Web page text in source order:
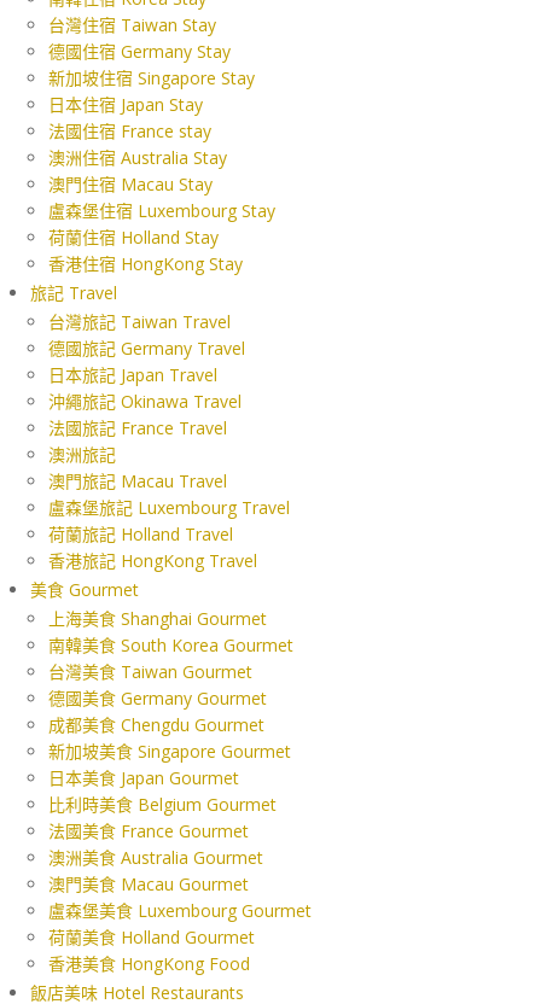
台灣住宿 Taiwan Stay
德國住宿 Germany Stay
新加坡住宿 Singapore Stay
日本住宿 Japan Stay
法國住宿 France stay
澳洲住宿 Australia Stay
澳門住宿 Macau Stay
盧森堡住宿 Luxembourg Stay
荷蘭住宿 Holland Stay
香港住宿 HongKong Stay
旅記 Travel
台灣旅記 Taiwan Travel
德國旅記 Germany Travel
日本旅記 Japan Travel
沖繩旅記 Okinawa Travel
法國旅記 France Travel
澳洲旅記
澳門旅記 Macau Travel
盧森堡旅記 Luxembourg Travel
荷蘭旅記 Holland Travel
香港旅記 HongKong Travel
美食 Gourmet
上海美食 Shanghai Gourmet
南韓美食 South Korea Gourmet
台灣美食 Taiwan Gourmet
德國美食 Germany Gourmet
成都美食 Chengdu Gourmet
新加坡美食 Singapore Gourmet
日本美食 Japan Gourmet
比利時美食 Belgium Gourmet
法國美食 France Gourmet
澳洲美食 Australia Gourmet
澳門美食 Macau Gourmet
盧森堡美食 Luxembourg Gourmet
荷蘭美食 Holland Gourmet
香港美食 HongKong Food
飯店美味 Hotel Restaurants